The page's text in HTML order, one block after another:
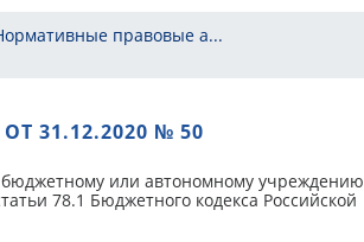
правовые а...
31.12.2020 № 50
или автономному учреждению
78.1 Бюджетного кодекса Российской